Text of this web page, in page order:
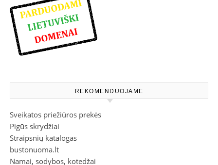
REKOMENDUOJAME
Sveikatos priežiūros prekės
Pigūs skrydžiai
Straipsnių katalogas
bustonuoma.lt
Namai, sodybos, kotedžai